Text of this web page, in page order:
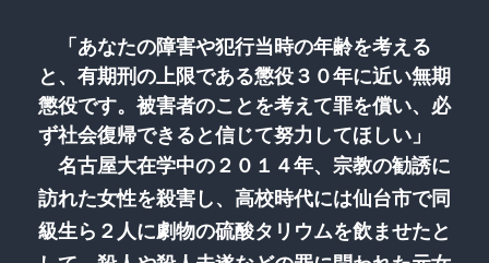
「あなたの障害や犯行当時の年齢を考える
と、有期刑の上限である懲役３０年に近い無期
懲役です。被害者のことを考えて罪を償い、必
ず社会復帰できると信じて努力してほしい」
名古屋大在学中の２０１４年、宗教の勧誘に
訪れた女性を殺害し、高校時代には仙台市で同
級生ら２人に劇物の硫酸タリウムを飲ませたと